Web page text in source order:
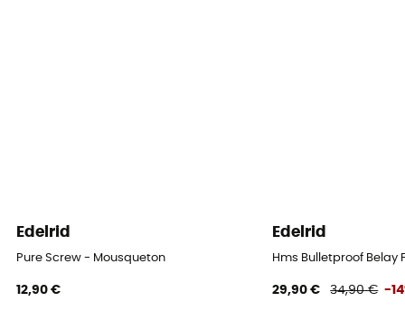
Edelrid
Pure Screw - Mousqueton
12,90 €
Edelrid
Hms Bulletproof Belay
29,90 € 34,90 € -